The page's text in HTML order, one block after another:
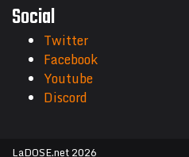
Social
Twitter
Facebook
Youtube
Discord
LaDOSE.net 2026